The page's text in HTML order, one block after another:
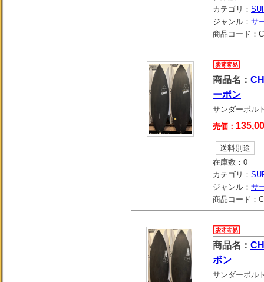
カテゴリ：
ジャンル： サ
商品コード：
商品名：
ーボン
サンダーボル
売価：
送料別途
在庫数： 0
カテゴリ：
ジャンル： サ
商品コード：
商品名：
ボン
サンダーボル